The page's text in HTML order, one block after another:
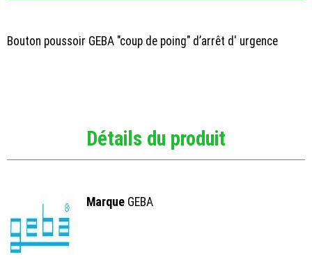
Bouton poussoir GEBA "coup de poing" d’arrêt d' urgence
Détails du produit
Marque GEBA